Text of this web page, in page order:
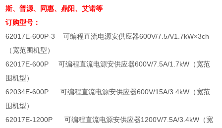
斯、普源、同惠、鼎阳、艾诺等
订购型号：
62017E-600P-3
可编程直流电源安供应器600V/7.5A/1.7kW×3ch
（宽范围机型）
62017E-600P
可编程直流电源安供应器600V/7.5A/1.7kW （宽范
围机型）
62034E-600P
可编程直流电源安供应器600V/15A/3.4kW （宽范
围机型）
62017E-1200P
可编程直流电源安供应器1200V/7.5A/3.4kW （宽